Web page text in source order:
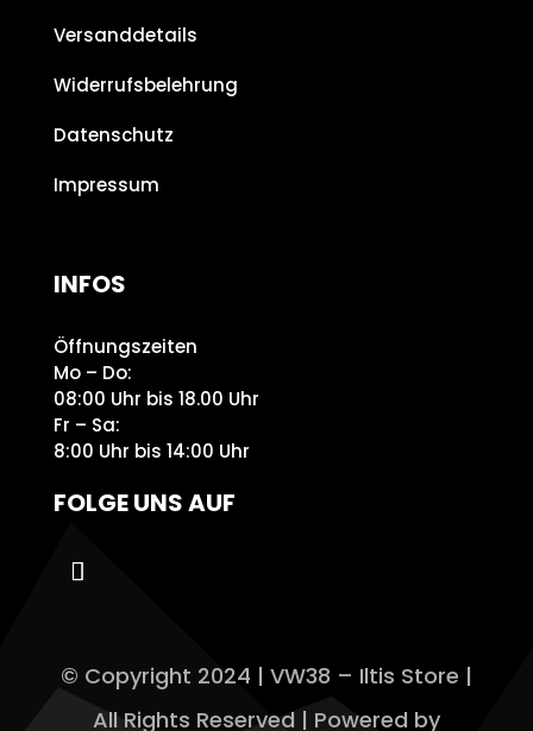
Versanddetails
Widerrufsbelehrung
Datenschutz
Impressum
INFOS
Öffnungszeiten
Mo – Do:
08:00 Uhr bis 18.00 Uhr
Fr – Sa:
8:00 Uhr bis 14:00 Uhr
FOLGE UNS AUF
© Copyright 2024 | VW38 – Iltis Store |
All Rights Reserved | Powered by